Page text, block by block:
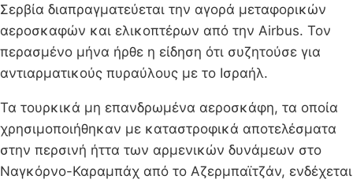
Σερβία διαπραγματεύεται την αγορά μεταφορικών
αεροσκαφών και ελικοπτέρων από την Airbus. Τον
περασμένο μήνα ήρθε η είδηση ότι συζητούσε για
αντιαρματικούς πυραύλους με το Ισραήλ.
Τα τουρκικά μη επανδρωμένα αεροσκάφη, τα οποία
χρησιμοποιήθηκαν με καταστροφικά αποτελέσματα
στην περσινή ήττα των αρμενικών δυνάμεων στο
Ναγκόρνο-Καραμπάχ από το Αζερμπαϊτζάν, ενδέχεται